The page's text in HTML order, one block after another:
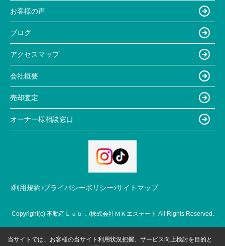
お客様の声
ブログ
アクセスマップ
会社概要
売却査定
オーナー様相談窓口
利用規約 プライバシーポリシー サイトマップ
Copyright(c) 不動産Ｌａｂ．/株式会社ＭＫエステート All Rights Reserved.
当サイトでは、お客様の当サイト利用状況把握、サービス向上検討を目的と